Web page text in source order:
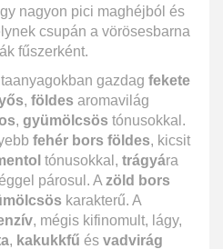
nagyon pici maghéjból és
csupán a vörösesbarna
fűszerként.
gazdag fekete
, földes aromavilág
, gyümölcsös tónusokkal.
fehér bors földes, kicsit
tónusokkal, trágyára
párosul. A zöld bors
karakterű. A
, mégis kifinomult, lágy,
, kakukkfű és vadvirág